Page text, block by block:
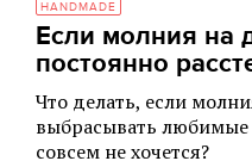
HANDMADE
Если молния на
постоянно
Что делать, если
выбрасывать
совсем не хочется?